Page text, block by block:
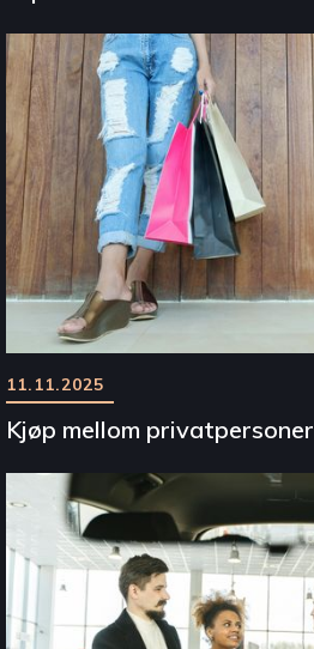
11.11.2025
Kjøp mellom privatpersoner